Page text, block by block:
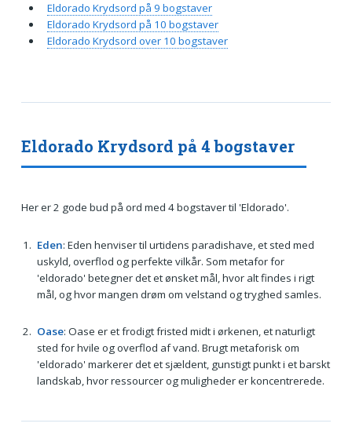
Eldorado Krydsord på 4 bogstaver
Her er 2 gode bud på ord med 4 bogstaver til 'Eldorado'.
Eden: Eden henviser til urtidens paradishave, et sted med
uskyld, overflod og perfekte vilkår. Som metafor for
'eldorado' betegner det et ønsket mål, hvor alt findes i rigt
mål, og hvor mangen drøm om velstand og tryghed samles.
Oase: Oase er et frodigt fristed midt i ørkenen, et naturligt
sted for hvile og overflod af vand. Brugt metaforisk om
'eldorado' markerer det et sjældent, gunstigt punkt i et barskt
landskab, hvor ressourcer og muligheder er koncentrerede.
Eldorado Krydsord på 9 bogstaver
Eldorado Krydsord på 10 bogstaver
Eldorado Krydsord over 10 bogstaver